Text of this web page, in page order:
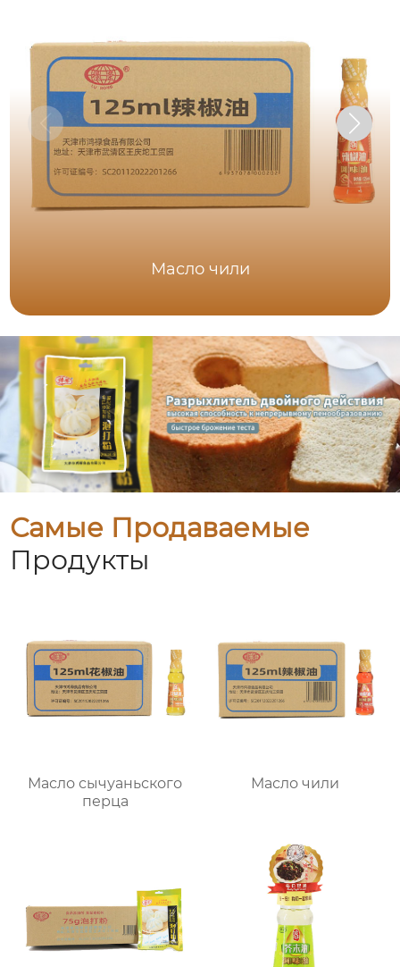
Масло чили
Самые Продаваемые
Продукты
Масло сычуаньского
перца
Масло чили